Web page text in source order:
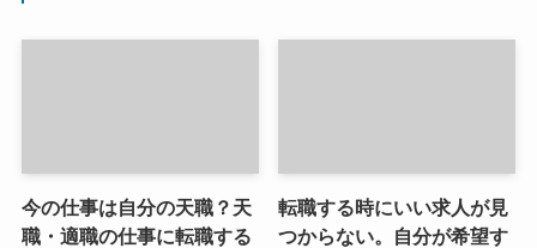
今の仕事は自分の天職？天
職・適職の仕事に転職する
転職する時にいい求人が見
つからない。自分が希望す